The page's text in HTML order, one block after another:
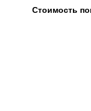
Стоимость